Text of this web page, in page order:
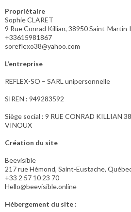
Propriétaire
Sophie CLARET
9 Rue Conrad Killian, 38950 Saint-
+33615981867
soreflexo38@yahoo.com
L'entreprise
REFLEX-SO – SARL unipersonnelle
SIREN : 949283592
Siège social : 9 RUE CONRAD KILLIAN
VINOUX
Création du site
Beevisible
217 rue Hémond, Saint-Eustache,
+33 2 57 10 23 70
Hello@beevisible.online
Hébergement du site :